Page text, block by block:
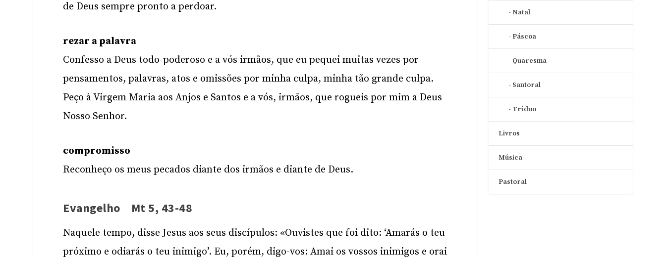
de Deus sempre pronto a perdoar.
rezar a palavra
Confesso a Deus todo-poderoso e a vós irmãos, que eu pequei muitas vezes por
pensamentos, palavras, atos e omissões por minha culpa, minha tão grande culpa.
Peço à Virgem Maria aos Anjos e Santos e a vós, irmãos, que rogueis por mim a Deus
Nosso Senhor.
compromisso
Reconheço os meus pecados diante dos irmãos e diante de Deus.
Evangelho Mt 5, 43-48
Naquele tempo, disse Jesus aos seus discípulos: «Ouvistes que foi dito: ‘Amarás o teu
próximo e odiarás o teu inimigo’. Eu, porém, digo-vos: Amai os vossos inimigos e orai
Natal
Páscoa
Quaresma
Santoral
Tríduo
Livros
Música
Pastoral